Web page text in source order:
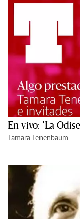
En vivo: 'La
Tamara Tenenbaum